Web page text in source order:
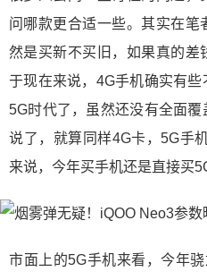
问哪款更合适一些。其实在笔
然是买新不买旧，如果真的差
于现在来说，4G手机确实有
5G时代了，虽然还没有全面
说了，就算同样4G卡，5G手
来说，今年买手机还是直接买
市面上的5G手机来看，今年